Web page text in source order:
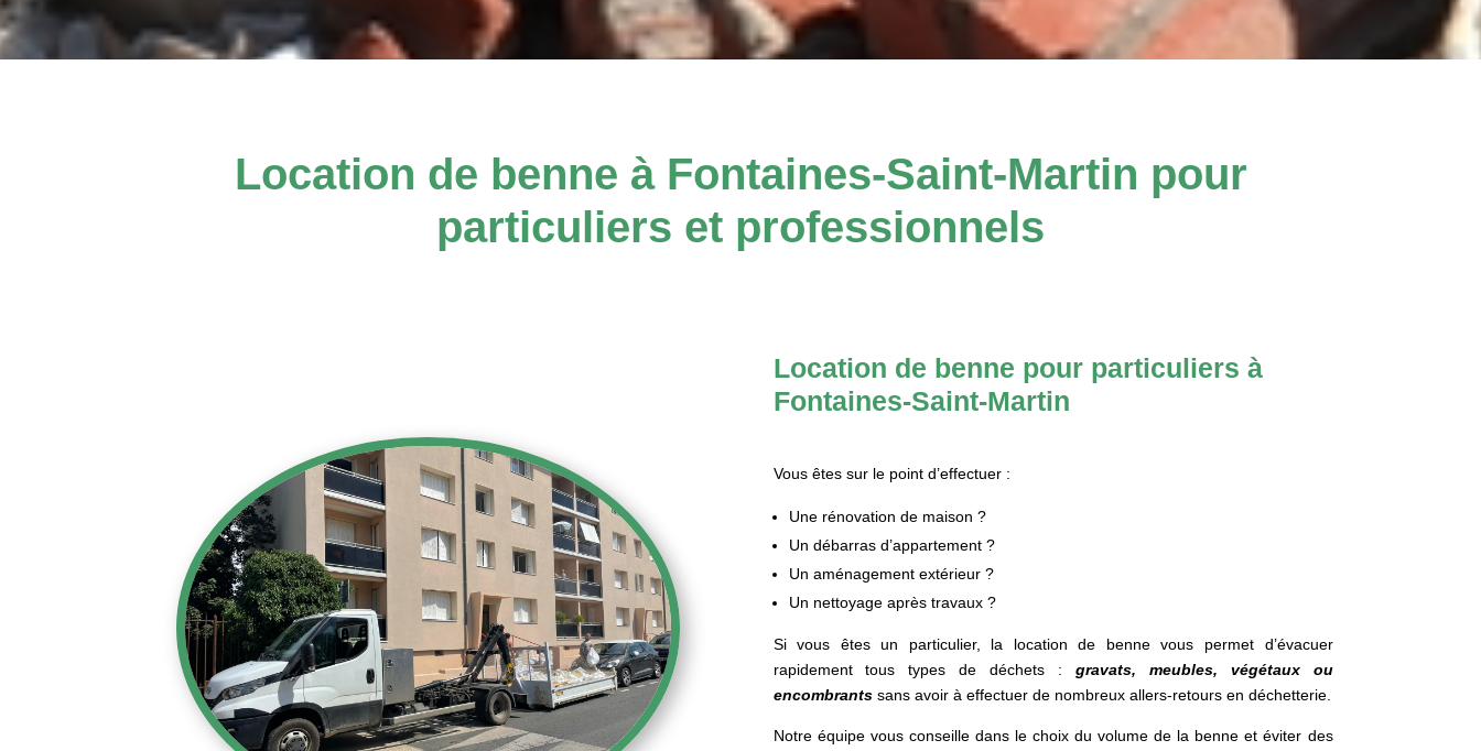
Location de benne à Fontaines-Saint-Martin pour
particuliers et professionnels
Location de benne pour particuliers à
Fontaines-Saint-Martin
Vous êtes sur le point d’effectuer :
Une rénovation de maison ?
Un débarras d’appartement ?
Un aménagement extérieur ?
Un nettoyage après travaux ?
Si vous êtes un particulier, la location de benne vous permet d’évacuer
rapidement tous types de déchets : gravats, meubles, végétaux ou
encombrantssans avoir à effectuer de nombreux allers-retours en déchetterie.
Notre équipe vous conseille dans le choix du volume de la benne et éviter des